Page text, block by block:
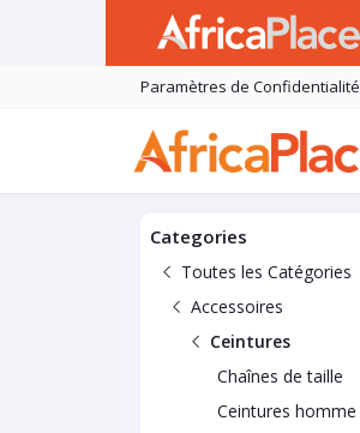
Paramètres de Confidentialité
Categories
Toutes les Catégories
Accessoires
Ceintures
Chaînes de taille
Ceintures homme